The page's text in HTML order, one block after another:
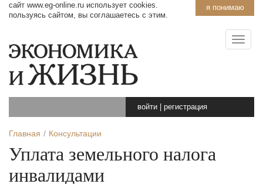
я понимаю
сайт www.eg-online.ru использует cookies.
пользуясь сайтом, вы соглашаетесь с этим.
войти регистрация
Главная Консультации
Уплата земельного налога
инвалидами